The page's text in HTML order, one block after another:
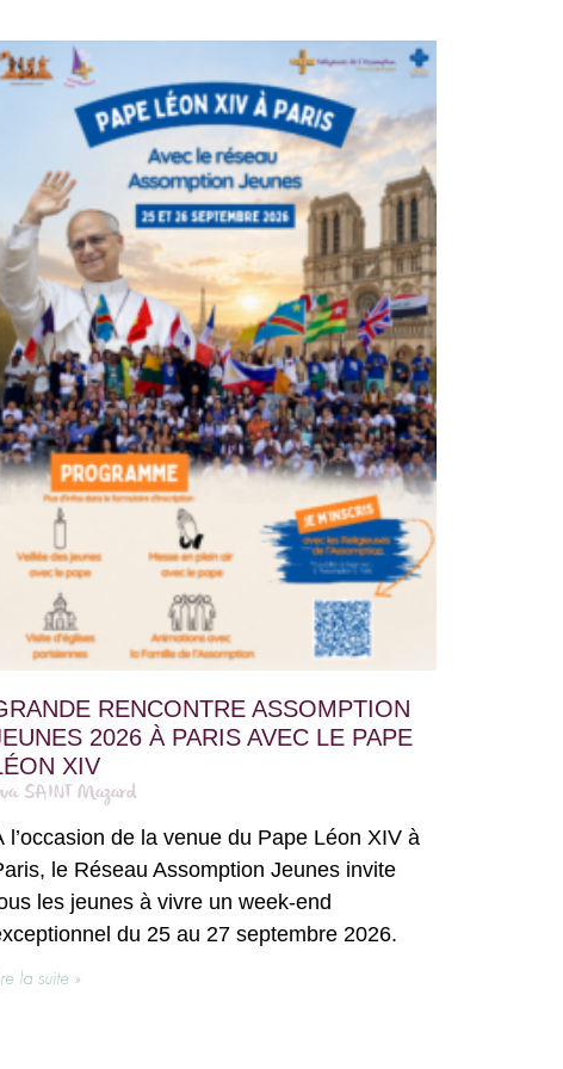
RENCONTRE ASSOMPTION
2026 À PARIS AVEC LE PAPE
XIV
SAINT Mazard
l’occasion de la venue du Pape Léon XIV à
le Réseau Assomption Jeunes invite
les jeunes à vivre un week-end
du 25 au 27 septembre 2026.
la suite »